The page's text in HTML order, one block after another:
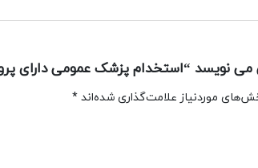
نویسد “استخدام پزشک عمومی دارای
موردنیاز علامت‌گذاری شده‌اند*